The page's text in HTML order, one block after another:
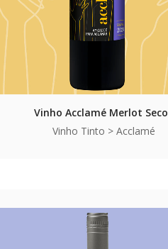
Vinho Acclamé Merlot Seco
Vinho Tinto > Acclamé